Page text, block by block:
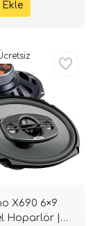
X690 6×9
Hoparlör |